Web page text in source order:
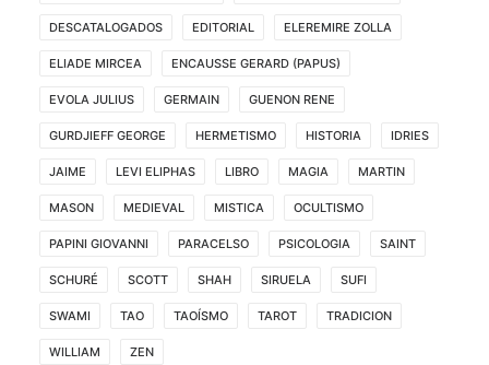
DESCATALOGADOS EDITORIAL ELEREMIRE ZOLLA
ELIADE MIRCEA ENCAUSSE GERARD (PAPUS)
EVOLA JULIUS GERMAIN GUENON RENE
GURDJIEFF GEORGE HERMETISMO HISTORIA IDRIES
JAIME LEVI ELIPHAS LIBRO MAGIA MARTIN
MASON MEDIEVAL MISTICA OCULTISMO
PAPINI GIOVANNI PARACELSO PSICOLOGIA SAINT
SCHURÉ SCOTT SHAH SIRUELA SUFI
SWAMI TAO TAOÍSMO TAROT TRADICION
WILLIAM ZEN